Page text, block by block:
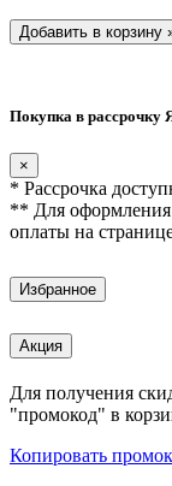
Добавить в корзину
Покупка в рассрочку
×
* Рассрочка
** Для оформления
оплаты на
Избранное
Акция
Для получения
"промокод" в
Копировать